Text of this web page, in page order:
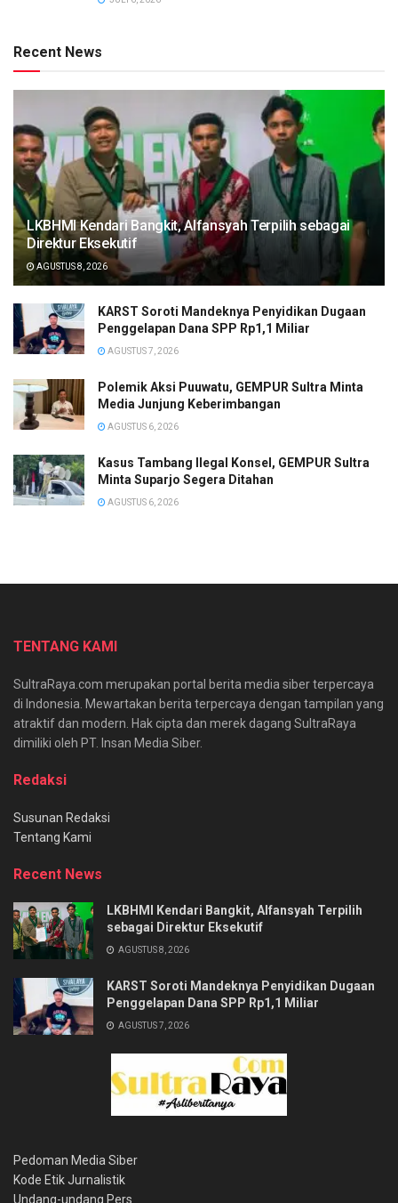
Recent News
LKBHMI Kendari Bangkit, Alfansyah Terpilih sebagai
Direktur Eksekutif
AGUSTUS 8, 2026
KARST Soroti Mandeknya Penyidikan Dugaan
Penggelapan Dana SPP Rp1,1 Miliar
AGUSTUS 7, 2026
Polemik Aksi Puuwatu, GEMPUR Sultra Minta
Media Junjung Keberimbangan
AGUSTUS 6, 2026
Kasus Tambang Ilegal Konsel, GEMPUR Sultra
Minta Suparjo Segera Ditahan
AGUSTUS 6, 2026
TENTANG KAMI
SultraRaya.com merupakan portal berita media siber terpercaya
di Indonesia. Mewartakan berita terpercaya dengan tampilan yang
atraktif dan modern. Hak cipta dan merek dagang SultraRaya
dimiliki oleh PT. Insan Media Siber.
Redaksi
Susunan Redaksi
Tentang Kami
Recent News
LKBHMI Kendari Bangkit, Alfansyah Terpilih
sebagai Direktur Eksekutif
AGUSTUS 8, 2026
KARST Soroti Mandeknya Penyidikan Dugaan
Penggelapan Dana SPP Rp1,1 Miliar
AGUSTUS 7, 2026
Pedoman Media Siber
Kode Etik Jurnalistik
Undang-undang Pers